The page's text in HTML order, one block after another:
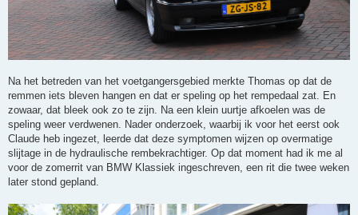
Na het betreden van het voetgangersgebied merkte Thomas op dat de
remmen iets bleven hangen en dat er speling op het rempedaal zat. En
zowaar, dat bleek ook zo te zijn. Na een klein uurtje afkoelen was de
speling weer verdwenen. Nader onderzoek, waarbij ik voor het eerst ook
Claude heb ingezet, leerde dat deze symptomen wijzen op overmatige
slijtage in de hydraulische rembekrachtiger. Op dat moment had ik me al
voor de zomerrit van BMW Klassiek ingeschreven, een rit die twee weken
later stond gepland.